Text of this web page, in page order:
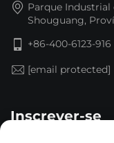
Parque Industrial
Shouguang,
+86-400-6123-916
[email protected]
Inscrever-se